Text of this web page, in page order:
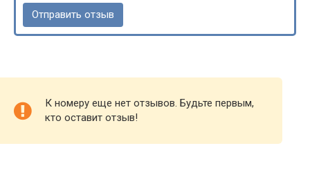
К номеру еще нет отзывов. Будьте первым,
кто оставит отзыв!